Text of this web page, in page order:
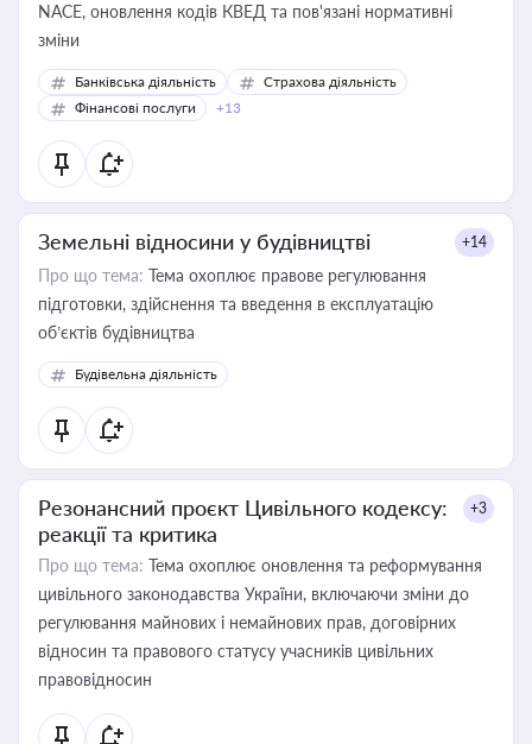
NACE, оновлення кодів КВЕД та пов'язані нормативні
зміни
Банківська діяльність
Страхова діяльність
Фінансові послуги
+13
Земельні відносини у будівництві +14
Про що тема: Тема охоплює правове регулювання
підготовки, здійснення та введення в експлуатацію
об’єктів будівництва
Будівельна діяльність
Резонансний проєкт Цивільного кодексу:
реакції та критика
+3
Про що тема: Тема охоплює оновлення та реформування
цивільного законодавства України, включаючи зміни до
регулювання майнових і немайнових прав, договірних
відносин та правового статусу учасників цивільних
правовідносин